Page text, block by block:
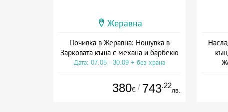
Жеравна
Почивка в Жеравна: Нощувка в
Зарковата къща с механа и барбекю
Дата: 07.05 - 30.09 + без храна
380€ / 743.22
лв.